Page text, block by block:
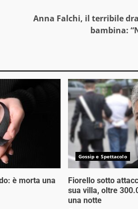
Anna Falchi, il terribile
bambina:
è morta una
Gossip e Spettacolo
Fiorello sotto
sua villa, oltre
una notte